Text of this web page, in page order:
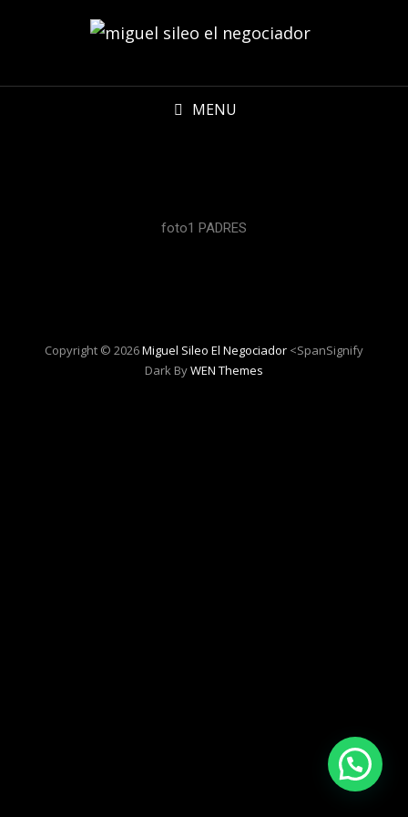
MENU
foto1 PADRES
Copyright © 2026Miguel Sileo El Negociador <spanSignify
Dark ByWEN Themes